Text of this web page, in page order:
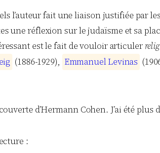
l’auteur fait une liaison justifiée par
une réflexion sur le judaïsme et sa
est le fait de vouloir articuler
ig (1886-1929), EmmanuelLevinas
d’Hermann Cohen. J’ai été
: